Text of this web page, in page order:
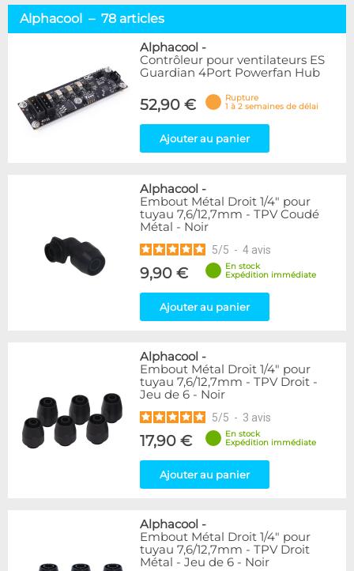
Catégorie
Racks & chiller
17
Réservoirs & pompes
13
Radiateurs
13
Raccords & tuyaux
17
Liquides
2
Accessoires
78
7
Disponibilité / Promotions
Articles en stock
Articles en promotions
Alphacool – 78 articles
Alphacool -
Contrôleur pour ventilateurs ES
Guardian 4Port Powerfan Hub
52,90 €
Rupture
1 à 2 semaines de délai
Ajouter au panier
Alphacool -
Embout Métal Droit 1/4" pour
tuyau 7,6/12,7mm - TPV Coudé
Métal - Noir
5/5 - 4 avis
9,90 €
En stock
Expédition immédiate
Ajouter au panier
Alphacool -
Embout Métal Droit 1/4" pour
tuyau 7,6/12,7mm - TPV Droit -
Jeu de 6 - Noir
5/5 - 3 avis
17,90 €
En stock
Expédition immédiate
Ajouter au panier
Alphacool -
Embout Métal Droit 1/4" pour
tuyau 7,6/12,7mm - TPV Droit
Métal - Jeu de 6 - Noir